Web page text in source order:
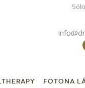
FOTONA